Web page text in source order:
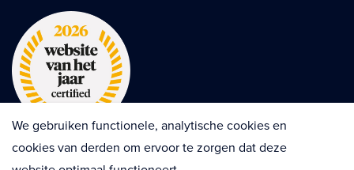
We gebruiken functionele, analytische cookies en
cookies van derden om ervoor te zorgen dat deze